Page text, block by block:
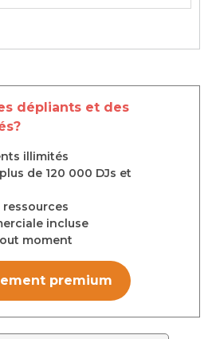
dépliants et des
illimités
de 120 000 DJs et
ressources
incluse
moment
premium